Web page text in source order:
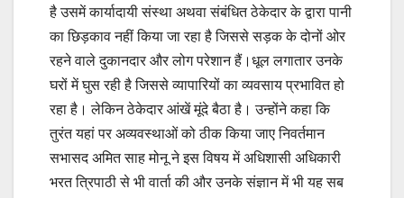
है उसमें कार्यादायी संस्था अथवा संबंधित ठेकेदार के द्वारा पानी
का छिड़काव नहीं किया जा रहा है जिससे सड़क के दोनों ओर
रहने वाले दुकानदार और लोग परेशान हैं।धूल लगातार उनके
घरों में घुस रही है जिससे व्यापारियों का व्यवसाय प्रभावित हो
रहा है। लेकिन ठेकेदार आंखें मूंदे बैठा है। उन्होंने कहा कि
तुरंत यहां पर अव्यवस्थाओं को ठीक किया जाए निवर्तमान
सभासद अमित साह मोनू ने इस विषय में अधिशासी अधिकारी
भरत त्रिपाठी से भी वार्ता की और उनके संज्ञान में भी यह सब